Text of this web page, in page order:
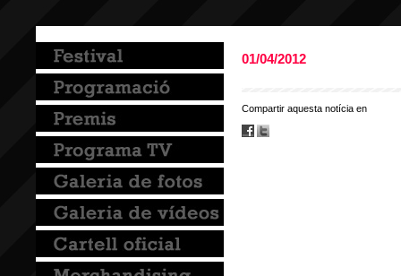
01/04/2012
Compartir aquesta notícia en